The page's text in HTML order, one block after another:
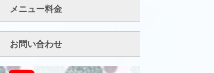
メニュー料金
お問い合わせ